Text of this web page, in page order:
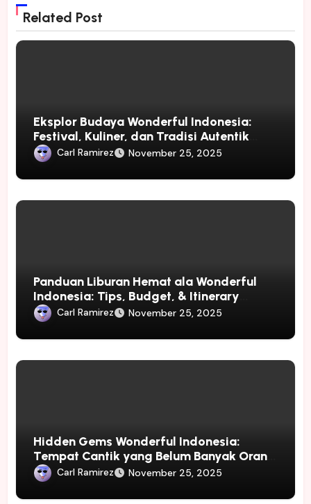
Related Post
Eksplor Budaya Wonderful Indonesia:
Festival, Kuliner, dan Tradisi Autentik
Nusantara
Carl Ramirez November 25, 2025
Panduan Liburan Hemat ala Wonderful
Indonesia: Tips, Budget, & Itinerary
(Lengkap & SEO Friendly)
Carl Ramirez November 25, 2025
Hidden Gems Wonderful Indonesia:
Tempat Cantik yang Belum Banyak Orang
TahuCarl Ramirez November 25, 2025